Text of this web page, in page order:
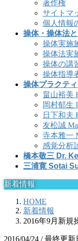
著作権
サイトマ
個人情報
操体・操体法
操体実施
操体法実
操体の講
操体指導
操体プラクテ
畠山裕美
岡村郁生
日下和夫
友松誠
寺本雅一
感覚分析
橋本敬三 Dr.
三浦寛 Sotai
新着情報
HOME
新着情報
2016年9月新規
2016/04/24 / 最終更新